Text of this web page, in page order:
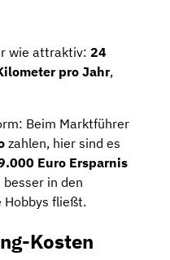
wie attraktiv: 24
pro Jahr,
Beim Marktführer
zahlen, hier sind es
Euro Ersparnis
besser in den
Hobbys fließt.
Kosten